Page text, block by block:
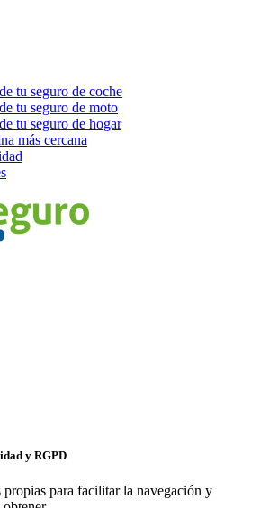
tu seguro de coche
tu seguro de moto
tu seguro de hogar
más cercana
y RGPD
para facilitar la navegación y